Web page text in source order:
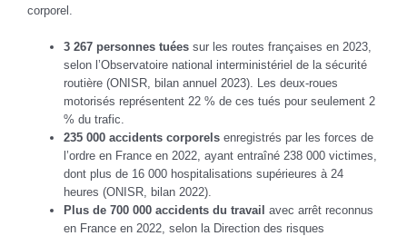
corporel.
3 267 personnes tuées sur les routes françaises en 2023,
selon l’Observatoire national interministériel de la sécurité
routière (ONISR, bilan annuel 2023). Les deux-roues
motorisés représentent 22 % de ces tués pour seulement 2
% du trafic.
235 000 accidents corporels enregistrés par les forces de
l’ordre en France en 2022, ayant entraîné 238 000 victimes,
dont plus de 16 000 hospitalisations supérieures à 24
heures (ONISR, bilan 2022).
Plus de 700 000 accidents du travail avec arrêt reconnus
en France en 2022, selon la Direction des risques